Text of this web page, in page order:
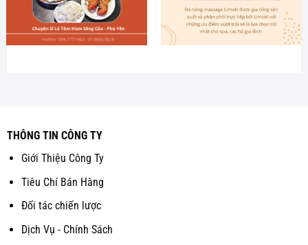
THÔNG TIN CÔNG TY
Giới Thiệu Công Ty
Tiêu Chí Bán Hàng
Đối tác chiến lược
Dịch Vụ - Chính Sách